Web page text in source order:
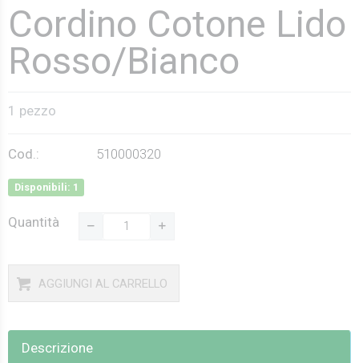
Cordino Cotone Lido
Rosso/Bianco
1 pezzo
Cod.: 510000320
Disponibili: 1
Quantità
AGGIUNGI AL CARRELLO
Descrizione